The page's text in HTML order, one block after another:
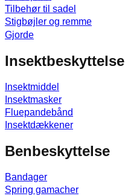
Tilbehør til sadel
Stigbøjler og remme
Gjorde
Insektbeskyttelse
Insektmiddel
Insektmasker
Fluepandebånd
Insektdækkener
Benbeskyttelse
Bandager
Spring gamacher